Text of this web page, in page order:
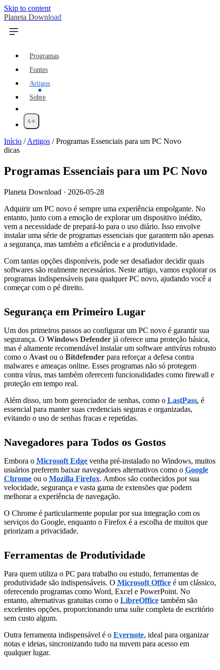
Skip to content
Planeta Download
Programas
Fontes
Artigos
Sobre
Início /Artigos /Programas Essenciais para um PC Novo
dicas
Programas Essenciais para um PC Novo
Planeta Download · 2026-05-28
Adquirir um PC novo é sempre uma experiência empolgante. No
entanto, junto com a emoção de explorar um dispositivo inédito,
vem a necessidade de prepará-lo para o uso diário. Isso envolve
instalar uma série de programas essenciais que garantem não apenas
a segurança, mas também a eficiência e a produtividade.
Com tantas opções disponíveis, pode ser desafiador decidir quais
softwares são realmente necessários. Neste artigo, vamos explorar os
programas indispensáveis para qualquer PC novo, ajudando você a
começar com o pé direito.
Segurança em Primeiro Lugar
Um dos primeiros passos ao configurar um PC novo é garantir sua
segurança. O Windows Defender já oferece uma proteção básica,
mas é altamente recomendável instalar um software antivírus robusto
como o Avast ou o Bitdefender para reforçar a defesa contra
malwares e ameaças online. Esses programas não só protegem
contra vírus, mas também oferecem funcionalidades como firewall e
proteção em tempo real.
Além disso, um bom gerenciador de senhas, como o LastPass, é
essencial para manter suas credenciais seguras e organizadas,
evitando o uso de senhas fracas e repetidas.
Navegadores para Todos os Gostos
Embora o Microsoft Edge venha pré-instalado no Windows, muitos
usuários preferem baixar navegadores alternativos como o Google
Chrome ou o Mozilla Firefox. Ambos são conhecidos por sua
velocidade, segurança e vasta gama de extensões que podem
melhorar a experiência de navegação.
O Chrome é particularmente popular por sua integração com os
serviços do Google, enquanto o Firefox é a escolha de muitos que
priorizam a privacidade.
Ferramentas de Produtividade
Para quem utiliza o PC para trabalho ou estudo, ferramentas de
produtividade são indispensáveis. O Microsoft Office é um clássico,
oferecendo programas como Word, Excel e PowerPoint. No
entanto, alternativas gratuitas como o LibreOffice também são
excelentes opções, proporcionando uma suíte completa de escritório
sem custo algum.
Outra ferramenta indispensável é o Evernote, ideal para organizar
notas e ideias, sincronizando tudo na nuvem para acesso em
qualquer lugar.